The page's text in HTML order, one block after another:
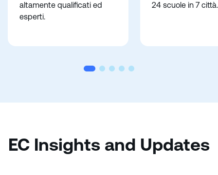
altamente qualificati ed
esperti.
24 scuole in 7 città.
EC Insights and Updates